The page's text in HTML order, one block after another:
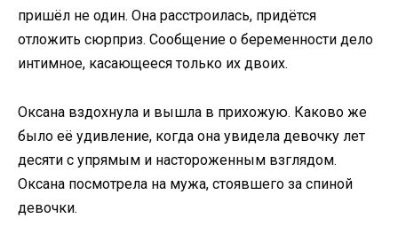
пришёл не один. Она расстроилась, придётся
отложить сюрприз. Сообщение о беременности дело
интимное, касающееся только их двоих.
Оксана вздохнула и вышла в прихожую. Каково же
было её удивление, когда она увидела девочку лет
десяти с упрямым и настороженным взглядом.
Оксана посмотрела на мужа, стоявшего за спиной
девочки.